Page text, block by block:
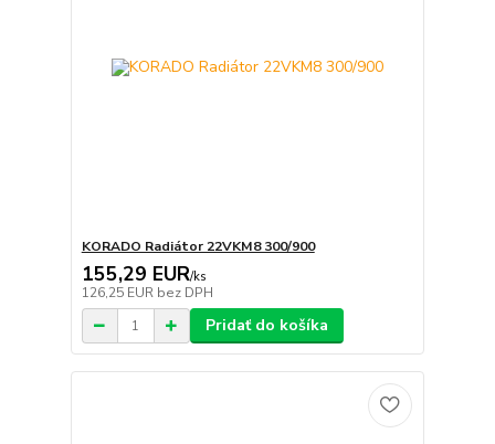
KORADO Radiátor 22VKM8 300/900
155,29 EUR/ks
126,25 EUR bez DPH
Pridať do košíka